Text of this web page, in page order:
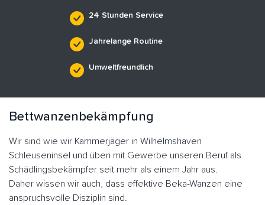
24 Stunden Service
Jahrelange Routine
Umweltfreundlich
Bettwanzenbekämpfung
Wir sind wie wir Kammerjäger in Wilhelmshaven
Schleuseninsel und üben mit Gewerbe unseren Beruf als
Schädlingsbekämpfer seit mehr als einem Jahr aus.
Daher wissen wir auch, dass effektive Beka-Wanzen eine
anspruchsvolle Disziplin sind.